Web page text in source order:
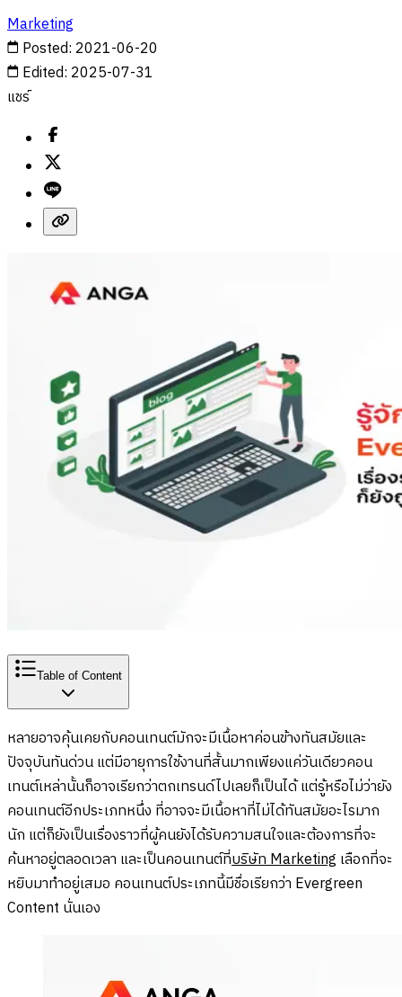
Marketing
Posted: 2021-06-20
Edited: 2025-07-31
แชร์
Table of Content
หลายอาจคุ้นเคยกับคอนเทนต์มักจะมีเนื้อหาค่อนข้างทันสมัยและ
ปัจจุบันทันด่วน แต่มีอายุการใช้งานที่สั้นมากเพียงแค่วันเดียวคอน
เทนต์เหล่านั้นก็อาจเรียกว่าตกเทรนด์ไปเลยก็เป็นได้ แต่รู้หรือไม่ว่ายัง
คอนเทนต์อีกประเภทหนึ่ง ที่อาจจะมีเนื้อหาที่ไม่ได้ทันสมัยอะไรมาก
นัก แต่ก็ยังเป็นเรื่องราวที่ผู้คนยังได้รับความสนใจและต้องการที่จะ
ค้นหาอยู่ตลอดเวลา และเป็นคอนเทนต์ที่บริษัท Marketing เลือกที่จะ
หยิบมาทำอยู่เสมอ คอนเทนต์ประเภทนี้มีชื่อเรียกว่า Evergreen
Content นั่นเอง